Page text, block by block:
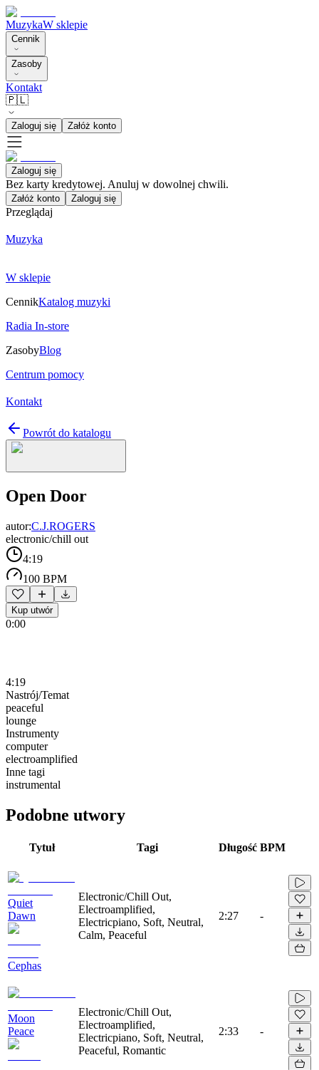
MuzykaW sklepie
Cennik
Zasoby
Kontakt
🇵🇱
Zaloguj się Załóż konto
Zaloguj się
Bez karty kredytowej. Anuluj w dowolnej chwili.
Załóż konto Zaloguj się
Przeglądaj
Muzyka
W sklepie
CennikKatalog muzyki
Radia In-store
ZasobyBlog
Centrum pomocy
Kontakt
Powrót do katalogu
Open Door
autor:C.J.ROGERS
electronic/chill out
4:19
100 BPM
Kup utwór
0:00
4:19
Nastrój/Temat
peaceful
lounge
Instrumenty
computer
electroamplified
Inne tagi
instrumental
Podobne utwory
Tytuł Tagi Długość BPM
Quiet
Dawn
Cephas
Electronic/Chill Out,
Electroamplified,
Electricpiano, Soft, Neutral,
Calm, Peaceful
2:27 -
Moon
Peace
Electronic/Chill Out,
Electroamplified,
Electricpiano, Soft, Neutral,
Peaceful, Romantic
2:33 -